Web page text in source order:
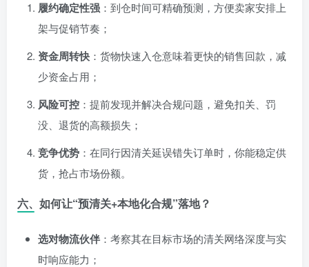
履约确定性强 ：到仓时间可精确预测，方便卖家安排上
架与促销节奏；
资金周转快 ：货物快速入仓意味着更快的销售回款，减
少资金占用；
风险可控 ：提前发现并解决合规问题，避免扣关、罚
没、退货的高额损失；
竞争优势 ：在同行因清关延误错失订单时，你能稳定供
货，抢占市场份额。
六、如何让“预清关+本地化合规”落地？
选对物流伙伴 ：考察其在目标市场的清关网络深度与实
时响应能力；